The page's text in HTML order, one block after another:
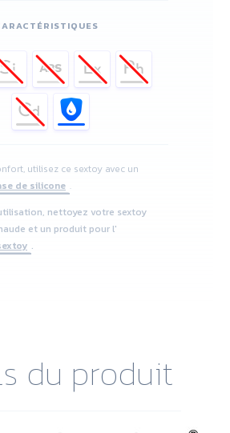
utilisez ce sextoy avec un
de silicone .
nettoyez votre sextoy
et un produit pour l'
.
du produit